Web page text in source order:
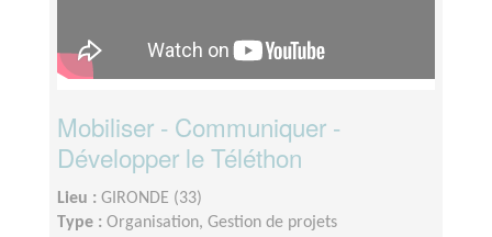
Mobiliser - Communiquer -
Développer le Téléthon
Lieu : GIRONDE (33)
Type : Organisation, Gestion de projets